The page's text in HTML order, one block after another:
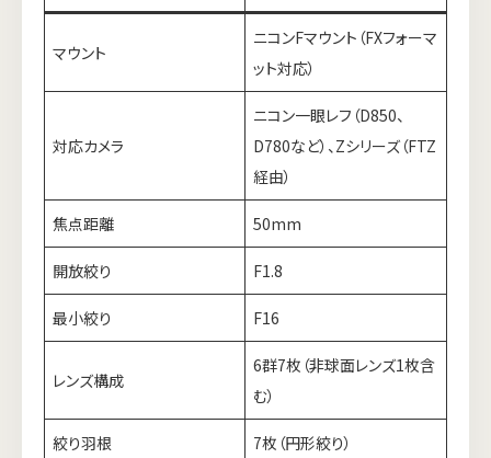
マウント
ニコンFマウント（FXフォーマ
ット対応）
対応カメラ
ニコン一眼レフ（D850、
D780など）、Zシリーズ（FTZ
経由）
焦点距離 50mm
開放絞り F1.8
最小絞り F16
レンズ構成
6群7枚（非球面レンズ1枚含
む）
絞り羽根 7枚（円形絞り）